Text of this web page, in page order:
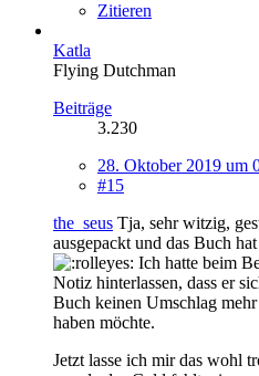
Zitieren
Katla
Flying Dutchman
Beiträge
3.230
28. Oktober 2019 um
#15
the_seus Tja, sehr witzig,
ausgepackt und das Buch
Ich hatte beim
Notiz hinterlassen, dass er
Buch keinen Umschlag
haben möchte.
Jetzt lasse ich mir das wohl